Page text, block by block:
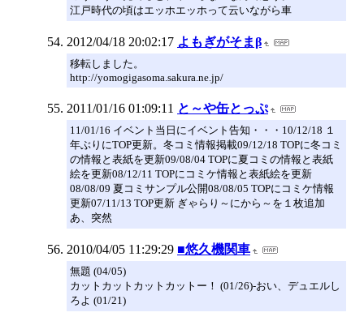
江戸時代の頃はエッホエッホって云いながら車
2012/04/18 20:02:17 よもぎがそまβ
移転しました。
http://yomogigasoma.sakura.ne.jp/
2011/01/16 01:09:11 と～や缶とっぷ
11/01/16 イベント当日にイベント告知・・・10/12/18 １
年ぶりにTOP更新。冬コミ情報掲載09/12/18 TOPに冬コミ
の情報と表紙を更新09/08/04 TOPに夏コミの情報と表紙
絵を更新08/12/11 TOPにコミケ情報と表紙絵を更新
08/08/09 夏コミサンプル公開08/08/05 TOPにコミケ情報
更新07/11/13 TOP更新 ぎゃらり～にから～を１枚追加
あ、突然
2010/04/05 11:29:29 ■悠久機関車
無題 (04/05)
カットカットカットカットー！ (01/26)-おい、デュエルし
ろよ (01/21)